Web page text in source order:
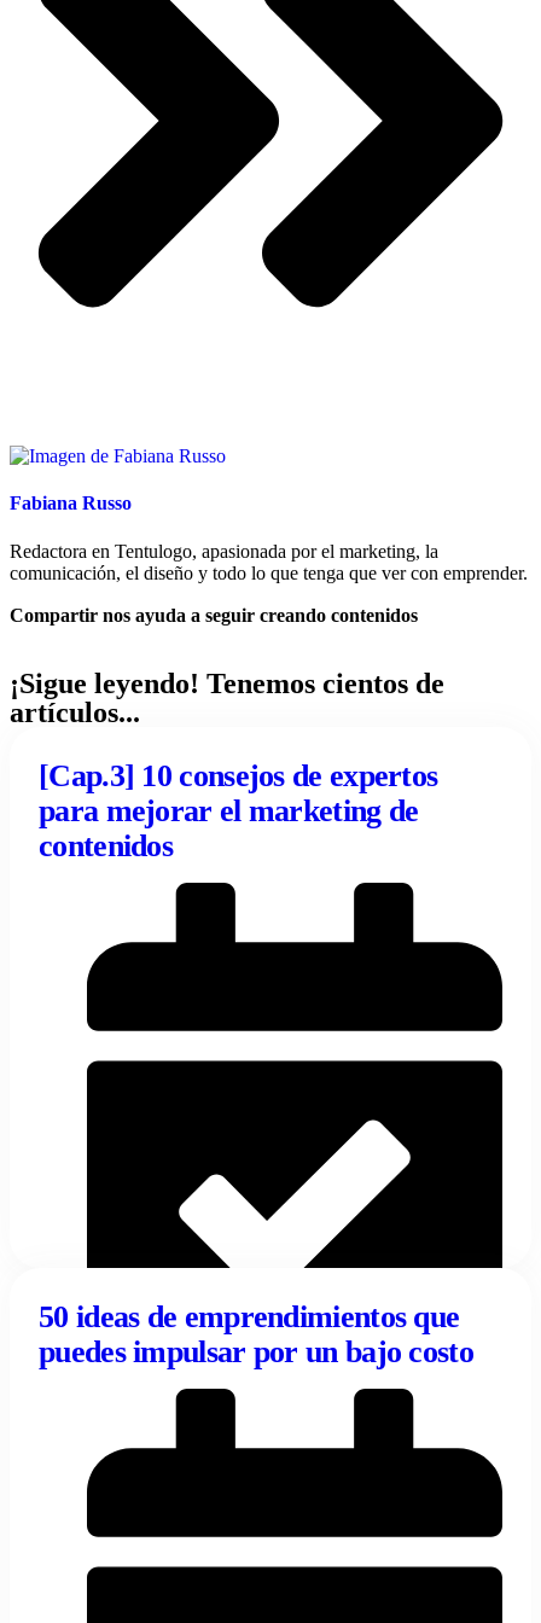
Fabiana Russo
Redactora en Tentulogo, apasionada por el marketing, la
comunicación, el diseño y todo lo que tenga que ver con emprender.
Compartir nos ayuda a seguir creando contenidos
¡Sigue leyendo! Tenemos cientos de
artículos...
[Cap.3] 10 consejos de expertos
para mejorar el marketing de
contenidos
10/04/2024
Tentulogo
50 ideas de emprendimientos que
puedes impulsar por un bajo costo